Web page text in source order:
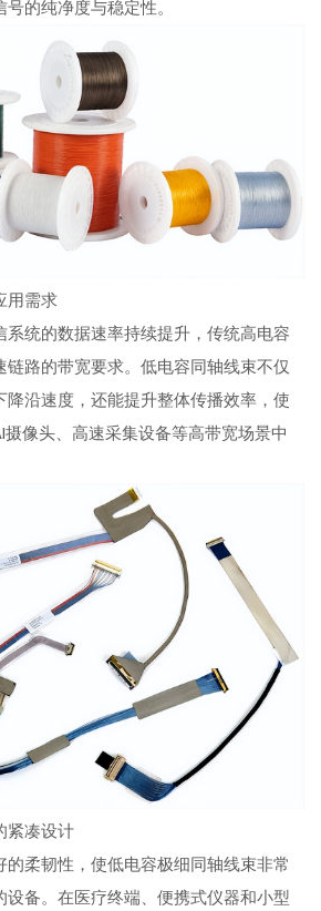
的纯净度与稳定性。
用需求
统的数据速率持续提升，传统高电容
链路的带宽要求。低电容同轴线束不仅
沿速度，还能提升整体传播效率，使
像头、高速采集设备等高带宽场景中
紧凑设计
柔韧性，使低电容极细同轴线束非常
备。在医疗终端、便携式仪器和小型